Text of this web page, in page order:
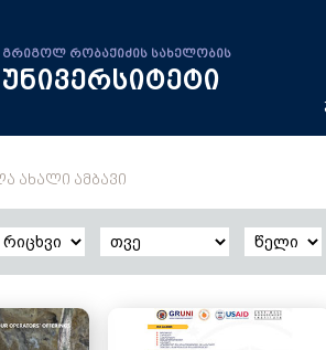
გრიგოლ რობაქიძის სახელობის
უნივერსიტეტი
ᲐᲮᲐᲚᲘ ᲐᲛᲑᲐᲕᲘ